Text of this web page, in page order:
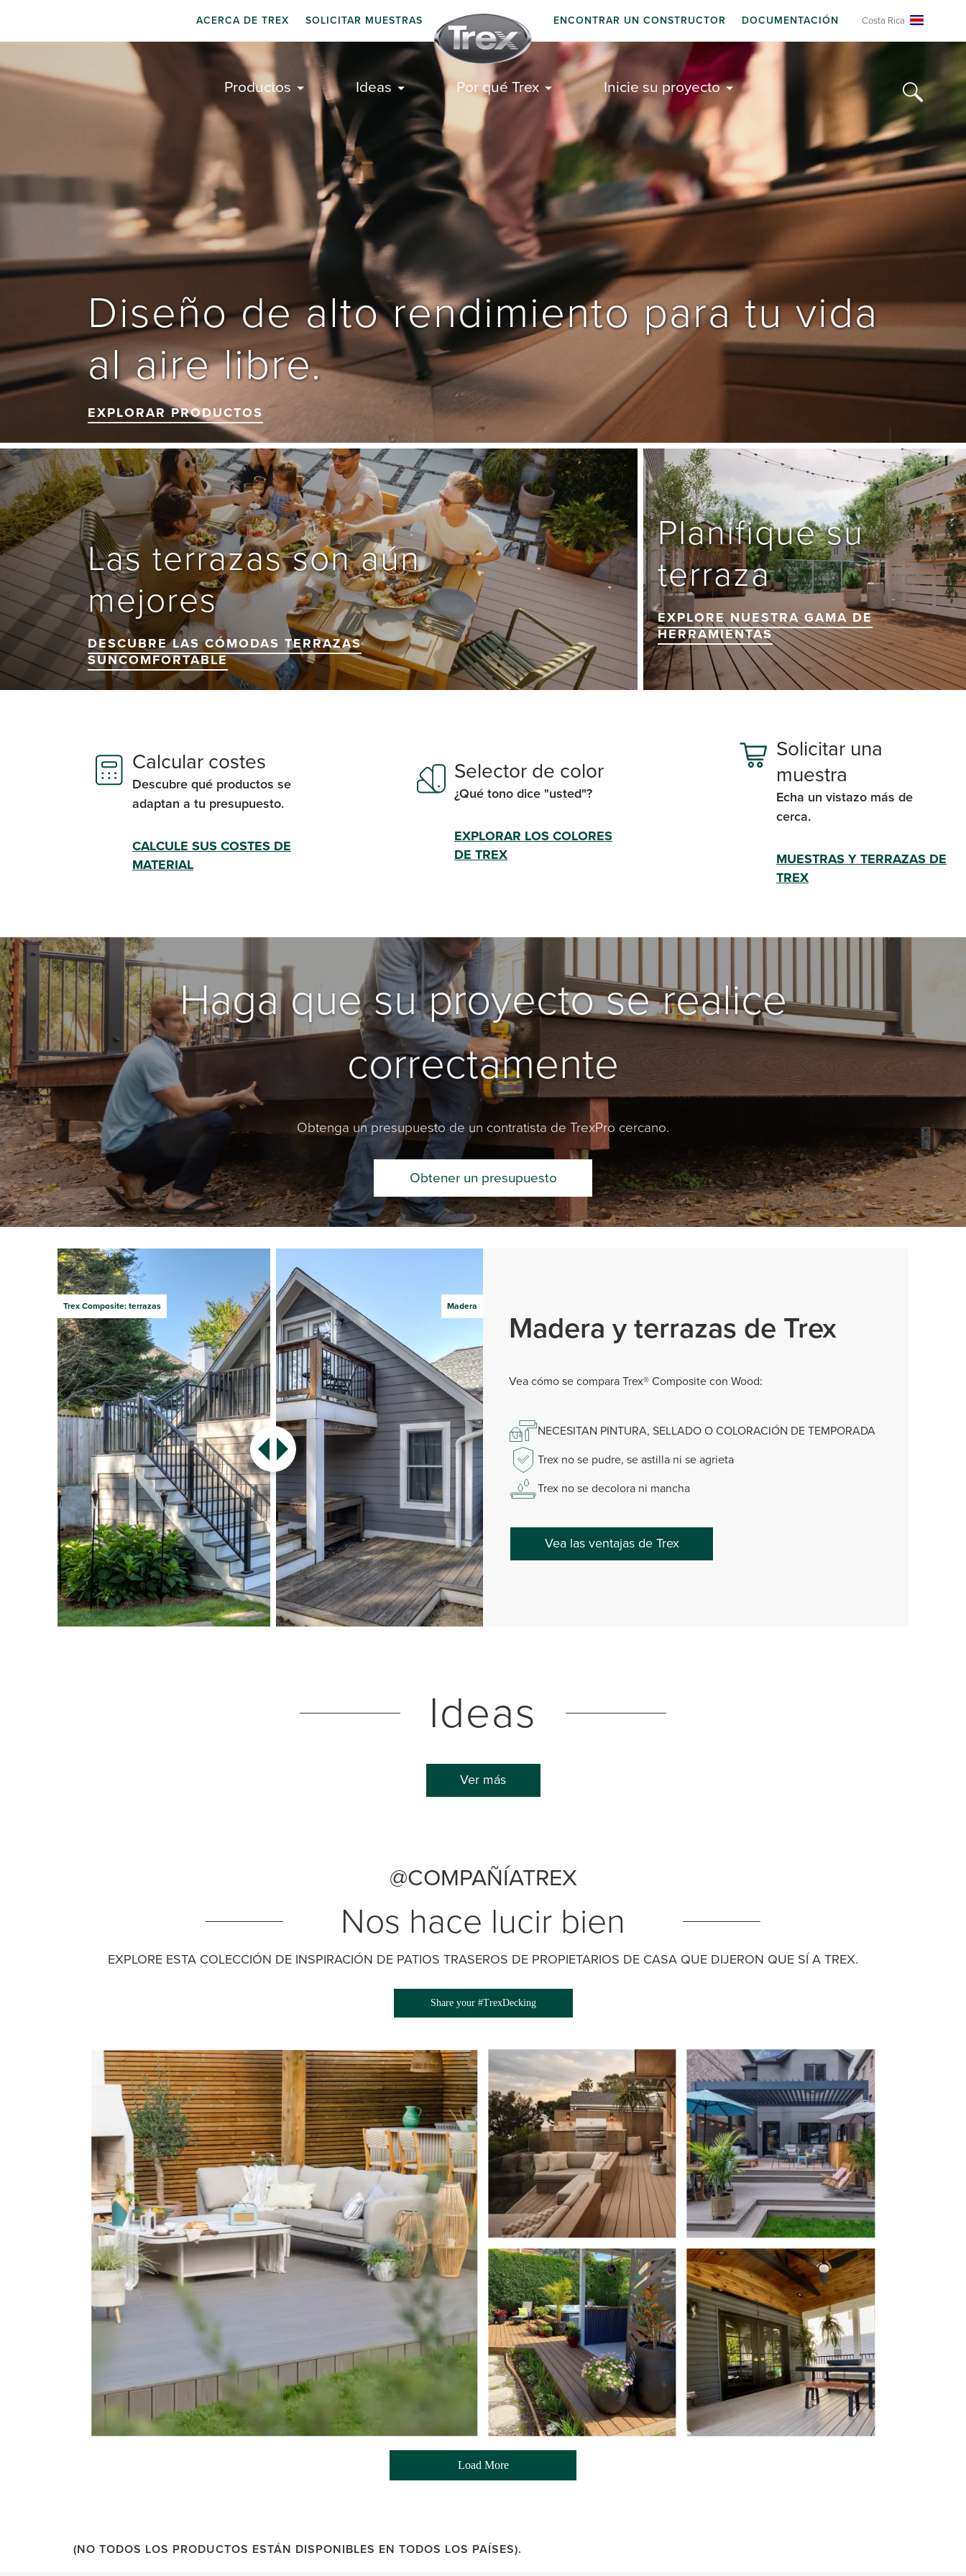
ACERCA DE TREX SOLICITAR MUESTRAS ENCONTRAR UN CONSTRUCTOR DOCUMENTACIÓN Costa Rica
Productos Ideas Por qué Trex Inicie su proyecto
Diseño de alto rendimiento para tu vida
EXPLORAR PRODUCTOS
Las terrazas son aún
mejores
DESCUBRE LAS CÓMODAS TERRAZAS
SUNCOMFORTABLE
Planifique su
terraza
EXPLORE NUESTRA GAMA DE
HERRAMIENTAS
Calcular costes
Descubre qué productos se
adaptan a tu presupuesto.
CALCULE SUS COSTES DE
MATERIAL
Selector de color
¿Qué tono dice "usted"?
EXPLORAR LOS COLORES
DE TREX
Solicitar una
muestra
Echa un vistazo más de
cerca.
MUESTRAS Y TERRAZAS DE
TREX
Haga que su proyecto se realice
correctamente
Obtenga un presupuesto de un contratista de TrexPro cercano.
Obtener un presupuesto
Madera
Trex Composite: terrazas
Madera y terrazas de Trex
Vea cómo se compara Trex® Composite con Wood:
NECESITAN PINTURA, SELLADO O COLORACIÓN DE TEMPORADA
Trex no se pudre, se astilla ni se agrieta
Trex no se decolora ni mancha
Vea las ventajas de Trex
Ideas
Ver más
@COMPAÑÍATREX
Nos hace lucir bien
EXPLORE ESTA COLECCIÓN DE INSPIRACIÓN DE PATIOS TRASEROS DE PROPIETARIOS DE CASA QUE DIJERON QUE SÍ A TREX.
Share your #TrexDecking
Media Gallery
Load More
- Media Gallery
(NO TODOS LOS PRODUCTOS ESTÁN DISPONIBLES EN TODOS LOS PAÍSES).